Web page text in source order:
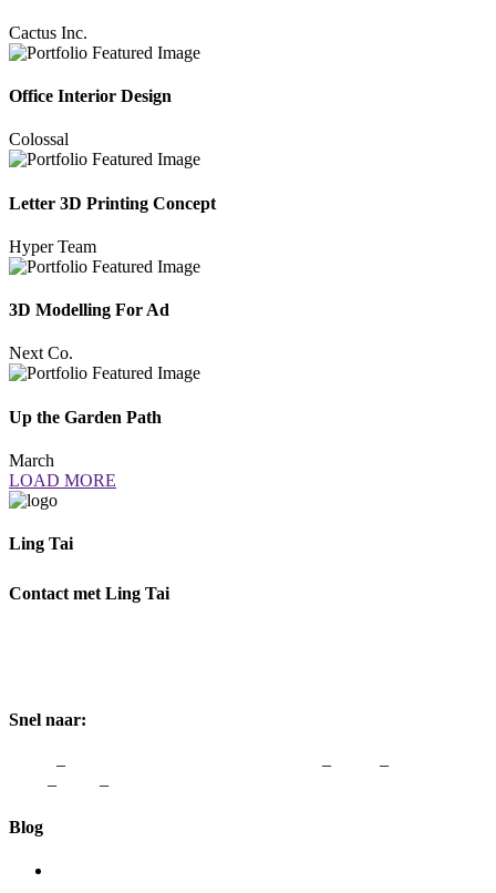
Cactus Inc.
Office Interior Design
Colossal
Letter 3D Printing Concept
Hyper Team
3D Modelling For Ad
Next Co.
Up the Garden Path
March
LOAD MORE
Ling Tai
Contact met Ling Tai
Snel naar:
– – –
– –
Blog